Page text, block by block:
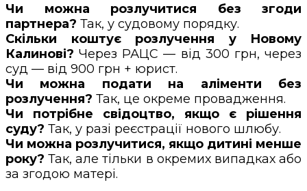
Чи можна розлучитися без згоди
партнера? Так, у судовому порядку.
Скільки коштує розлучення у Новому
Калинові? Через РАЦС — від 300 грн, через
суд — від 900 грн + юрист.
Чи можна подати на аліменти без
розлучення? Так, це окреме провадження.
Чи потрібне свідоцтво, якщо є рішення
суду? Так, у разі реєстрації нового шлюбу.
Чи можна розлучитися, якщо дитині менше
року? Так, але тільки в окремих випадках або
за згодою матері.